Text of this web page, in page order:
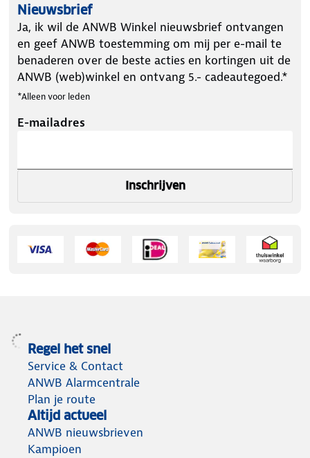
Nieuwsbrief
Ja, ik wil de ANWB Winkel nieuwsbrief ontvangen
en geef ANWB toestemming om mij per e-mail te
benaderen over de beste acties en kortingen uit de
ANWB (web)winkel en ontvang 5.- cadeautegoed.*
*Alleen voor leden
E-mailadres
Inschrijven
Regel het snel
Service & Contact
ANWB Alarmcentrale
Plan je route
Altijd actueel
ANWB nieuwsbrieven
Kampioen